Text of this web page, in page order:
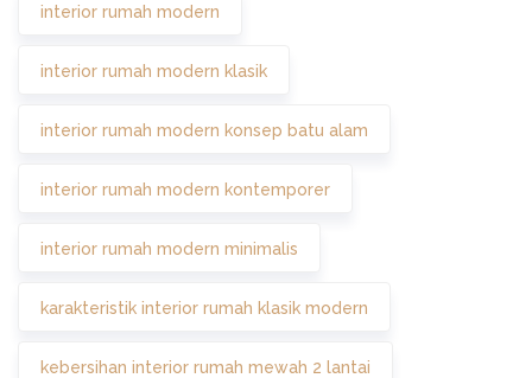
interior rumah modern
interior rumah modern klasik
interior rumah modern konsep batu alam
interior rumah modern kontemporer
interior rumah modern minimalis
karakteristik interior rumah klasik modern
kebersihan interior rumah mewah 2 lantai